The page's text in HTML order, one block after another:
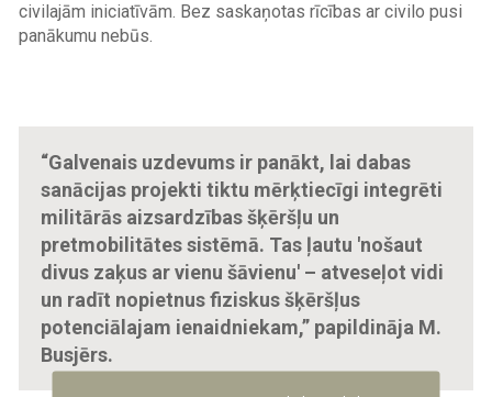
civilajām iniciatīvām. Bez saskaņotas rīcības ar civilo pusi
panākumu nebūs.
“Galvenais uzdevums ir panākt, lai dabas
sanācijas projekti tiktu mērķtiecīgi integrēti
militārās aizsardzības šķēršļu un
pretmobilitātes sistēmā. Tas ļautu 'nošaut
divus zaķus ar vienu šāvienu' – atveseļot vidi
un radīt nopietnus fiziskus šķēršļus
potenciālajam ienaidniekam,” papildināja M.
Busjērs.